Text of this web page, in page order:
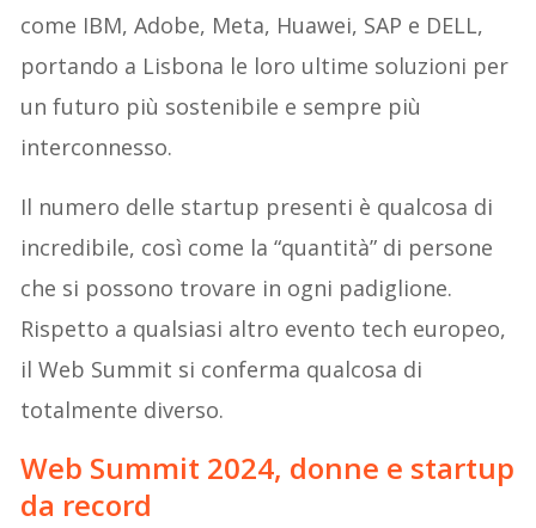
come IBM, Adobe, Meta, Huawei, SAP e DELL,
portando a Lisbona le loro ultime soluzioni per
un futuro più sostenibile e sempre più
interconnesso.
Il numero delle startup presenti è qualcosa di
incredibile, così come la “quantità” di persone
che si possono trovare in ogni padiglione.
Rispetto a qualsiasi altro evento tech europeo,
il Web Summit si conferma qualcosa di
totalmente diverso.
Web Summit 2024, donne e startup
da record